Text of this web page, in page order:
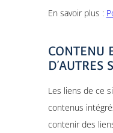
En savoir plus :
CONTENU
D’AUTRES
Les liens de ce
contenus
contenir des